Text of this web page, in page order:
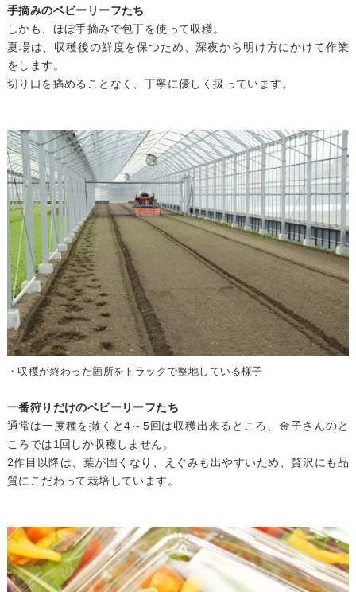
手摘みのベビーリーフたち
しかも、ほぼ手摘みで包丁を使って収穫。
夏場は、収穫後の鮮度を保つため、深夜から明け方にかけて作業
をします。
切り口を痛めることなく、丁寧に優しく扱っています。
・収穫が終わった箇所をトラックで整地している様子
一番狩りだけのベビーリーフたち
通常は一度種を撒くと4～5回は収穫出来るところ、金子さんのと
ころでは1回しか収穫しません。
2作目以降は、葉が固くなり、えぐみも出やすいため、贅沢にも品
質にこだわって栽培しています。